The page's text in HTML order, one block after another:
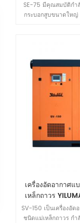
SE-75 มีคุณสมบัติกำ
กระบอกสูบขนาดใหญ่
เครื่องอัดอากาศ
เหล็กถาวร
kW: รุ่นเรือธงสำ
SV-150 เป็นเครื่องอั
ชนิดแม่เหล็กถาวร กำ